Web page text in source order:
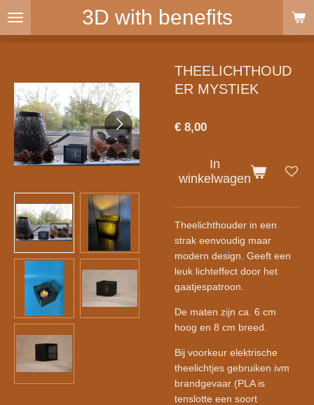
Ga
3D with benefits
THEELICHTHOUD
ER MYSTIEK
€ 8,00
In
winkelwagen
Theelichthouder in een
strak eenvoudig maar
modern design. Geeft een
leuk lichteffect door het
gaatjespatroon.
De maten zijn ca. 6 cm
hoog en 8 cm breed.
Bij voorkeur elektrische
theelichtjes gebruiken ivm
brandgevaar (PLA is
tenslotte een soort